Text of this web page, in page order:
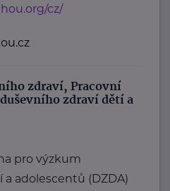
cz/
zdraví, Pracovní
zdraví dětí a
pro výzkum
adolescentů (DZDA)